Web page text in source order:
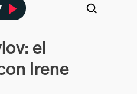
el
Irene